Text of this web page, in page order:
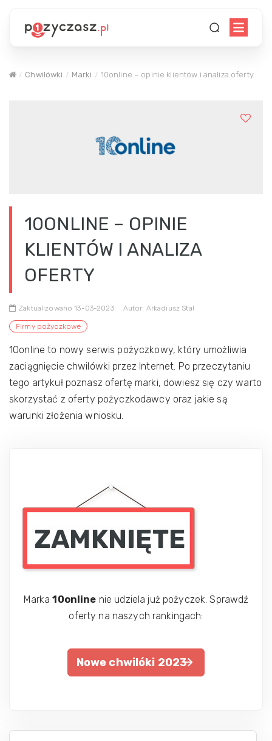
Chwilówki Marki 10online – opinie klientów i analiza oferty
10ONLINE – OPINIE
KLIENTÓW I ANALIZA
OFERTY
Zaktualizowano 13-03-2023 Autor: Arkadiusz Stal
Firmy pożyczkowe
10online to nowy serwis pożyczkowy, który umożliwia
zaciągnięcie chwilówki przez Internet. Po przeczytaniu
tego artykuł poznasz ofertę marki, dowiesz się czy warto
skorzystać z oferty pożyczkodawcy oraz jakie są
warunki złożenia wniosku.
Marka10online nie udziela już pożyczek. Sprawdź
oferty na naszych rankingach:
Nowe chwilóki 2023